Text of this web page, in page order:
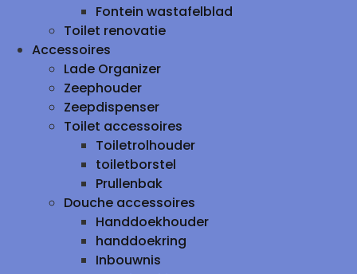
Fontein wastafelblad
Toilet renovatie
Accessoires
Lade Organizer
Zeephouder
Zeepdispenser
Toilet accessoires
Toiletrolhouder
toiletborstel
Prullenbak
Douche accessoires
Handdoekhouder
handdoekring
Inbouwnis